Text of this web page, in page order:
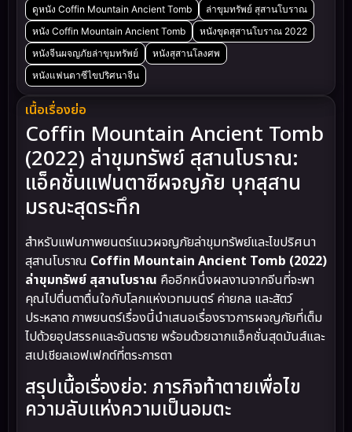
ดูหนัง Coffin Mountain Ancient Tomb
ล่าขุมทรัพย์ สุสานโบราณ
หนัง Coffin Mountain Ancient Tomb
หนังขุดสุสานโบราณ 2022
หนังจีนผจญภัยล่าขุมทรัพย์
หนังสุสานโลงศพ
หนังแฟนตาซีไขปริศนาจีน
เนื้อเรื่องย่อ
Coffin Mountain Ancient Tomb
(2022) ล่าขุมทรัพย์ สุสานโบราณ:
แอ็คชั่นแฟนตาซีผจญภัย บุกสุสาน
มรณะสุดระทึก
สำหรับแฟนภาพยนตร์แนวผจญภัยล่าขุมทรัพย์และไขปริศนา
สุสานโบราณ Coffin Mountain Ancient Tomb (2022)
ล่าขุมทรัพย์ สุสานโบราณ คืออีกหนึ่งผลงานจากจีนที่จะพา
คุณไปตื่นตาตื่นใจกับโลกแห่งเวทมนตร์ ค่ายกล และสัตว์
ประหลาด ภาพยนตร์เรื่องนี้นำเสนอเรื่องราวการผจญภัยที่เต็ม
ไปด้วยอุปสรรคและอันตราย พร้อมด้วยฉากแอ็คชั่นสุดมันส์และ
สเปเชียลเอฟเฟกต์ที่ตระการตา
สรุปเนื้อเรื่องย่อ: ภารกิจท้าตายเพื่อไข
ความลับแห่งความเป็นอมตะ